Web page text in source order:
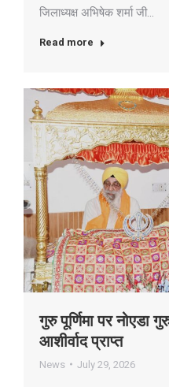
जिलाध्यक्ष अभिषेक शर्मा जी…
Read more
गुरु पूर्णिमा पर नोएडा
आशीर्वाद प्राप्त
News July 29, 2026